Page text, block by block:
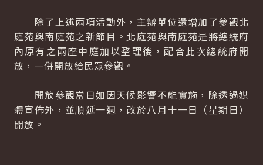
除了上述兩項活動外，主辦單位還增加了參觀北
庭苑與南庭苑之新節目。北庭苑與南庭苑是將總統府
內原有之兩座中庭加以整理後，配合此次總統府開
放，一併開放給民眾參觀。
開放參觀當日如因天候影響不能實施，除透過媒
體宣佈外，並順延一週，改於八月十一日（星期日）
開放。